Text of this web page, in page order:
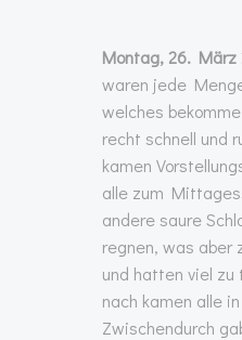
Montag, 26. März
waren jede
welches
recht schnell und
kamen
alle zum
andere saure
regnen, was aber
und hatten viel
nach kamen alle
Zwischendurch